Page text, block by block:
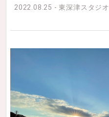
2022.08.25 - 東深津スタジオ